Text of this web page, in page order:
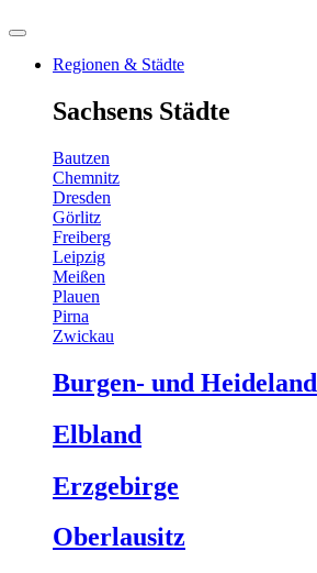
Regionen & Städte
Sachsens Städte
Bautzen
Chemnitz
Dresden
Görlitz
Freiberg
Leipzig
Meißen
Plauen
Pirna
Zwickau
Burgen- und Heideland
Elbland
Erzgebirge
Oberlausitz